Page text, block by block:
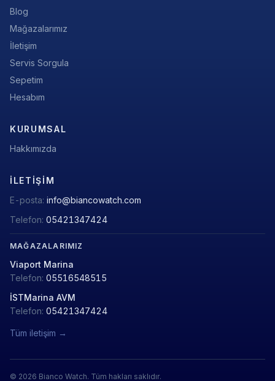
Blog
Mağazalarımız
İletişim
Servis Sorgula
Sepetim
Hesabım
KURUMSAL
Hakkımızda
İLETIŞIM
E-posta: info@biancowatch.com
Telefon: 05421347424
MAĞAZALARIMIZ
Viaport Marina
Telefon: 05516548515
İSTMarina AVM
Telefon: 05421347424
Tüm iletişim →
© 2026 Bianco Watch. Tüm hakları saklıdır.